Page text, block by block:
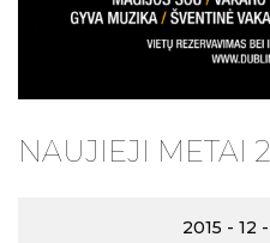
NAUJIEJI METAI
2015 - 12